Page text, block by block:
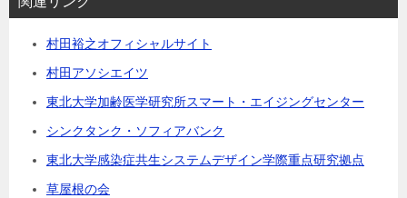
村田裕之オフィシャルサイト
村田アソシエイツ
東北大学加齢医学研究所スマート・エイジングセンター
シンクタンク・ソフィアバンク
東北大学感染症共生システムデザイン学際重点研究拠点
草屋根の会